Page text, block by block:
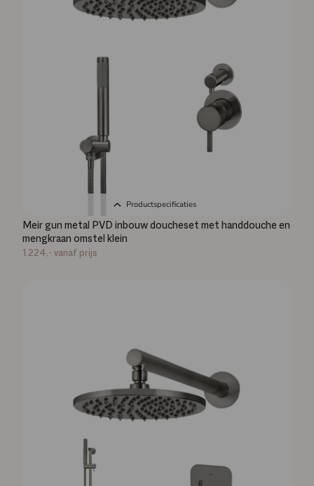
Productspecificaties
Meir gun metal PVD inbouw doucheset met handdouche en
mengkraan omstel klein
1.224,- vanaf prijs